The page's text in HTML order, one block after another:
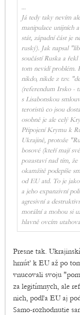
...
Já tedy taky nevím
manipulace unijních
stát, západní část je
ruský). Jak napsal
součástí Ruska a
tom nevidí problém.
nikdo, nikde z tzv.
(referendum Irsko -
s Lisabonskou
teroristů co jsou
osobně je ale celý
Připojení Krymu k
Ukrajině, protože
bosové (kteří mají
pozastaví nad tím,
okamžitě podepíše
od EU atd. To je
a jeho expanzivní
agresivní a
morální a mohou si
hlavně ovcím
Presne tak.
hrnúť k EU až po
vnucovali svoju
za legitímnych, ale
nich, podľa EU aj
Samo-rozhodnutie